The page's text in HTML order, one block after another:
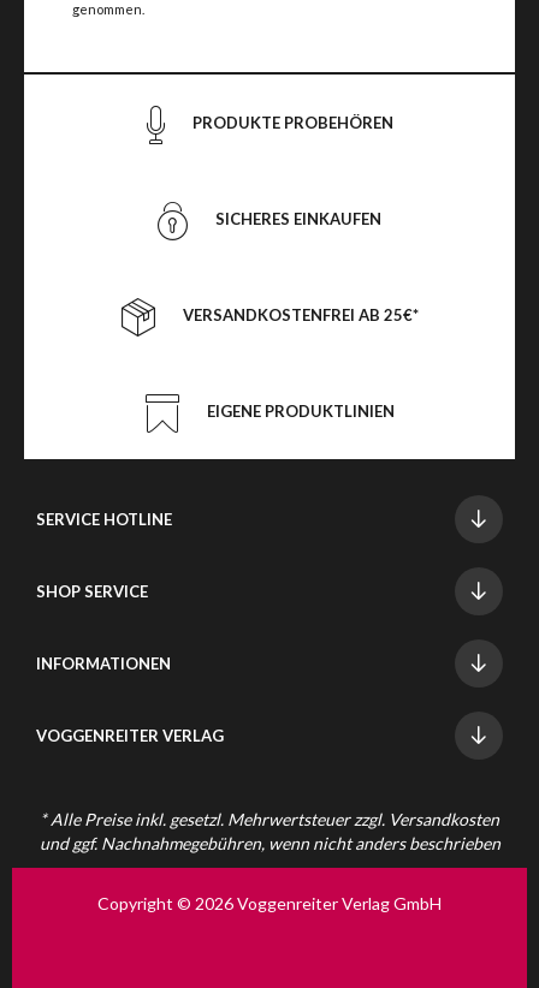
genommen.
PRODUKTE PROBEHÖREN
SICHERES EINKAUFEN
VERSANDKOSTENFREI AB 25€*
EIGENE PRODUKTLINIEN
SERVICE HOTLINE
SHOP SERVICE
INFORMATIONEN
VOGGENREITER VERLAG
* Alle Preise inkl. gesetzl. Mehrwertsteuer zzgl. Versandkosten
und ggf. Nachnahmegebühren, wenn nicht anders beschrieben
Copyright © 2026 Voggenreiter Verlag GmbH